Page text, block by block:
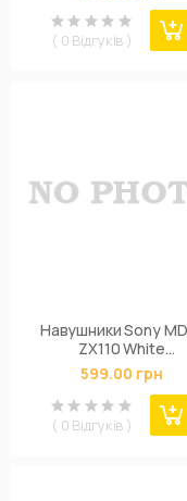
( 0 Відгуків )
Навушники Sony
ZX110 White
(MDRZX110W.AE)
599.00 грн
( 0 Відгуків )